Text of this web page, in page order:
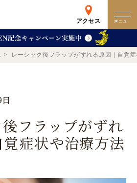
アクセス メニュー
049-113
付時間 10:00-19:00
リニック
レーシック後フラップがずれる原因｜自覚
フラップがずれ
症状や治療方法